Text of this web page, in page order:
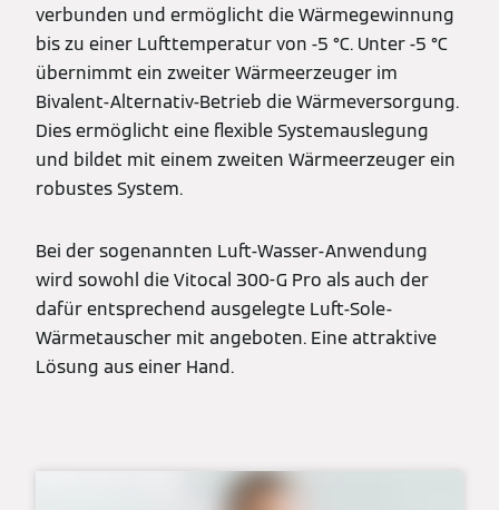
verbunden und ermöglicht die Wärmegewinnung
bis zu einer Lufttemperatur von -5 °C. Unter -5 °C
übernimmt ein zweiter Wärmeerzeuger im
Bivalent-Alternativ-Betrieb die Wärmeversorgung.
Dies ermöglicht eine flexible Systemauslegung
und bildet mit einem zweiten Wärmeerzeuger ein
robustes System.
Bei der sogenannten Luft-Wasser-Anwendung
wird sowohl die Vitocal 300-G Pro als auch der
dafür entsprechend ausgelegte Luft-Sole-
Wärmetauscher mit angeboten. Eine attraktive
Lösung aus einer Hand.